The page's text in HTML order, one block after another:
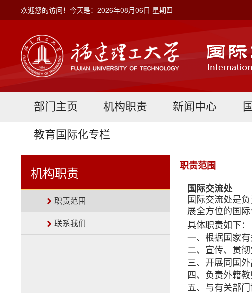
欢迎您的访问！今天是：2026年08月06日 星期四
部门主页 机构职责 新闻中心
教育国际化专栏
机构职责
职责范围
联系我们
职责范围
国际交流处
国际交流处是
展全方位的国
具体职责如下：
一、根据国家
二、宣传、贯
三、开展同国
四、负责外籍教
五、与有关部